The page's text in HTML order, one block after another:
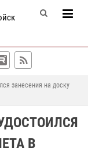
занесения на доску
В